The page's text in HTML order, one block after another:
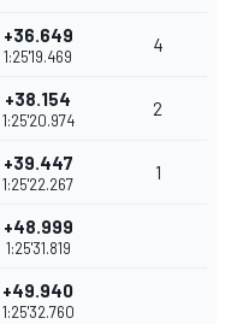
+36.649
1:25'19.469
4
+38.154
1:25'20.974
2
+39.447
1:25'22.267
1
+48.999
1:25'31.819
+49.940
1:25'32.760